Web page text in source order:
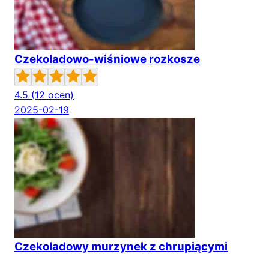
Czekoladowo-wiśniowe rozkosze
4.5 (12 ocen)
2025-02-19
Czekoladowy murzynek z chrupiącymi